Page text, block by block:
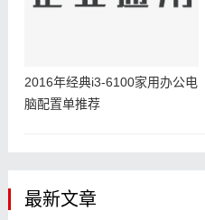
2016年经典i3-6100家用办公电
脑配置单推荐
最新文章